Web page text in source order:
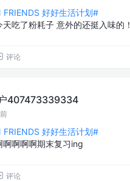
好好生活计划#
吃了粉耗子 意外的还挺入味的！
评论
407473339334
好好生活计划#
啊啊啊期末复习ing
评论